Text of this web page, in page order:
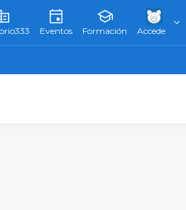
Eventos Formación Accede